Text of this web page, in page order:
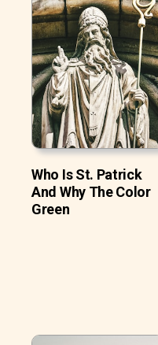
Who Is St. Patrick
And Why The Color
Green